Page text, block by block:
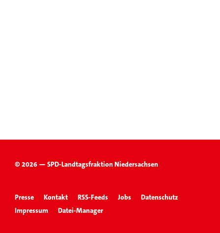
© 2026 — SPD-Landtagsfraktion Niedersachsen
Presse Kontakt RSS-Feeds Jobs
Datenschutz
Impressum
Datei-Manager